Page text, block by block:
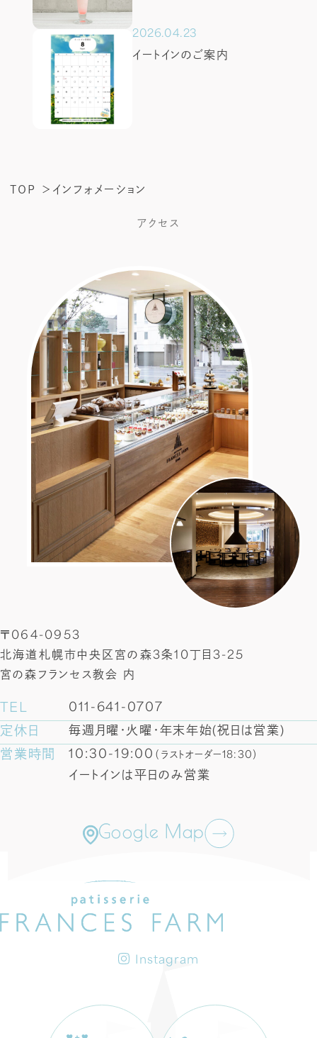
2026.04.23
イートインのご案内
TOP インフォメーション
アクセス
〒064-0953
北海道札幌市中央区宮の森3条10丁目3-25
宮の森フランセス教会 内
TEL 011-641-0707
定休日 毎週月曜・火曜・年末年始(祝日は営業)
営業時間 10:30-19:00 （ラストオーダー18:30）
イートインは平日のみ営業
Google Map
Instagram